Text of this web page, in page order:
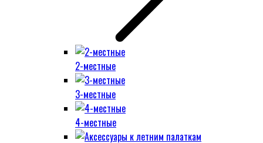
2-местные
3-местные
4-местные